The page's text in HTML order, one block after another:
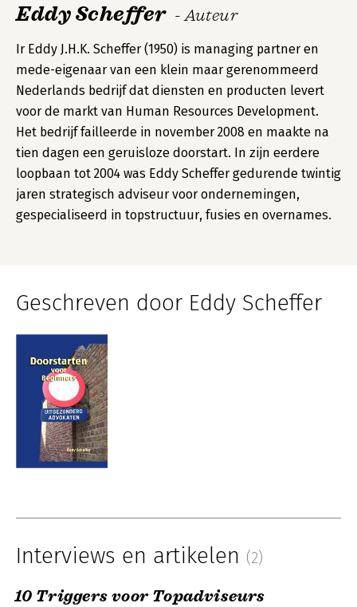
Eddy Scheffer - Auteur
Ir Eddy J.H.K. Scheffer (1950) is managing partner en
mede-eigenaar van een klein maar gerenommeerd
Nederlands bedrijf dat diensten en producten levert
voor de markt van Human Resources Development.
Het bedrijf failleerde in november 2008 en maakte na
tien dagen een geruisloze doorstart. In zijn eerdere
loopbaan tot 2004 was Eddy Scheffer gedurende twintig
jaren strategisch adviseur voor ondernemingen,
gespecialiseerd in topstructuur, fusies en overnames.
Geschreven door Eddy Scheffer
Interviews en artikelen (2)
10 Triggers voor Topadviseurs